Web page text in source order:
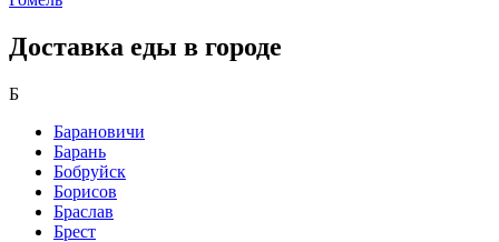
Доставка еды в городе
Б
Барановичи
Барань
Бобруйск
Борисов
Браслав
Брест